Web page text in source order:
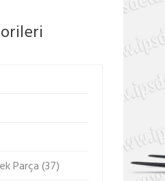
Parça(37)